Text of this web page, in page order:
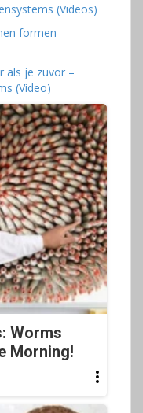
(Videos)
formen
als je zuvor –
(Video)
Worms
Morning!